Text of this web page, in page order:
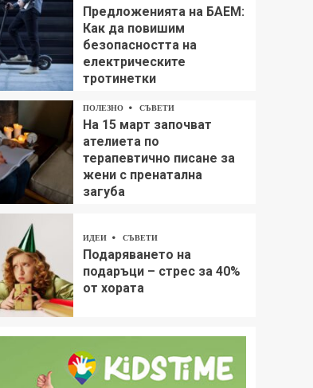
Предложенията на БАЕМ:
Как да повишим
безопасността на
електрическите
тротинетки
ПОЛЕЗНО СЪВЕТИ
На 15 март започват
ателиета по
терапевтично писане за
жени с пренатална
загуба
ИДЕИ СЪВЕТИ
Подаряването на
подаръци – стрес за 40%
от хората